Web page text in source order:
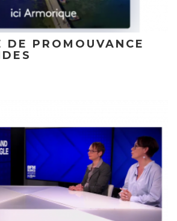
DE PROMOUVANCE